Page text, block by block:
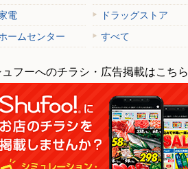
電
ドラッグストア
ームセンター
すべて
ュフーへのチラシ・広告掲載はこちら